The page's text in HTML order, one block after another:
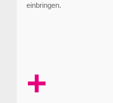
einbringen.
+